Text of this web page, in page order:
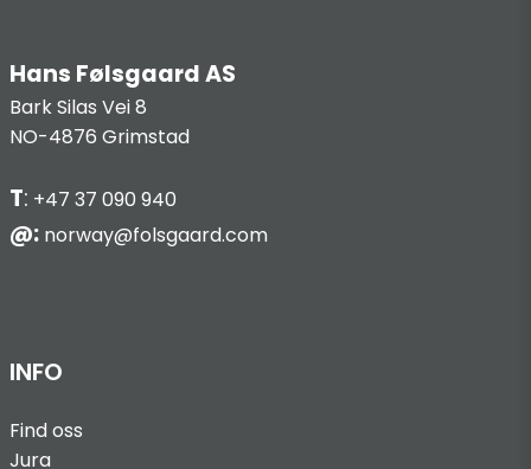
Hans Følsgaard AS
Bark Silas Vei 8
NO-4876 Grimstad
T: +47 37 090 940
@: norway@folsgaard.com
INFO
Find oss
Jura